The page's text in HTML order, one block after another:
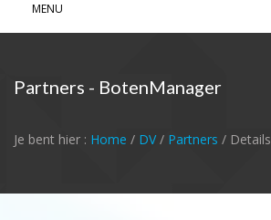
MENU
Partners - BotenManager
Je bent hier : Home / DV/ Partners / Details